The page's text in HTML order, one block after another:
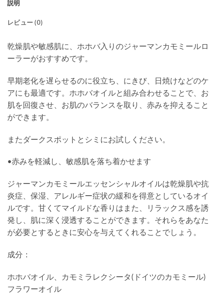
説明
レビュー (0)
乾燥肌や敏感肌に、ホホバ入りのジャーマンカモミールロ
ーラーがおすすめです。
早期老化を遅らせるのに役立ち、にきび、日焼けなどのケ
アにも最適です。ホホバオイルと組み合わせることで、お
肌を回復させ、お肌のバランスを取り、赤みを抑えること
ができます。
またダークスポットとシミにお試しください。
•赤みを軽減し、敏感肌を落ち着かせます
ジャーマンカモミールエッセンシャルオイルは乾燥肌や抗
炎症、保湿、アレルギー症状の緩和を得意としているオイ
ルです。甘くてマイルドな香りはまた、リラックス感を誘
発し、肌に深く浸透することができます。それらをあなた
が必要とするときに安心を与えてくれることでしょう。
成分：
ホホバオイル、カモミラレクシータ(ドイツのカモミール)
フラワーオイル